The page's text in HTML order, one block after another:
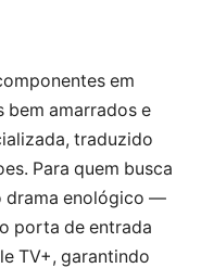
em
bem amarrados e
traduzido
Para quem busca
drama enológico —
porta de entrada
TV+, garantindo